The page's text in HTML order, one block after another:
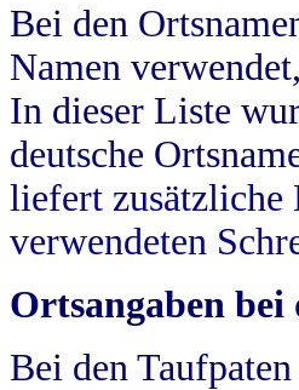
Bei den
Namen
In dieser Liste
deutsche
liefert zusätzliche
verwendeten
Ortsangaben bei
Bei den